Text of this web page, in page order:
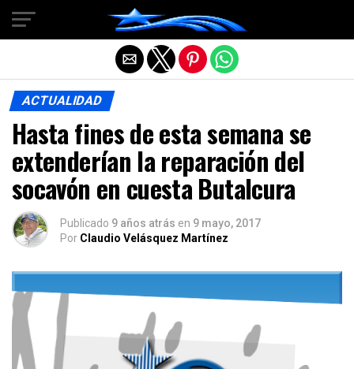
ACTUALIDAD
Hasta fines de esta semana se
extenderían la reparación del
socavón en cuesta Butalcura
Publicado 9 años atrás en 9 mayo, 2017
Por Claudio Velásquez Martínez
Salir de la versión móvil